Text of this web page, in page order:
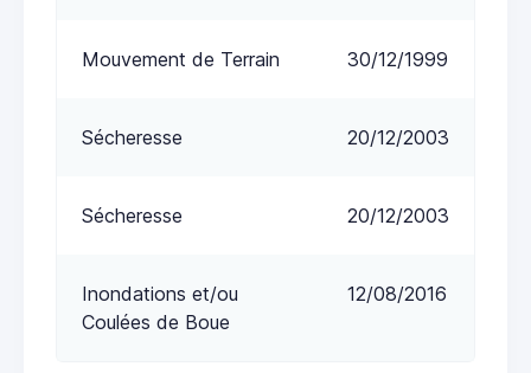
Mouvement de Terrain 30/12/1999
Sécheresse 20/12/2003
Sécheresse 20/12/2003
Inondations et/ou
Coulées de Boue
12/08/2016